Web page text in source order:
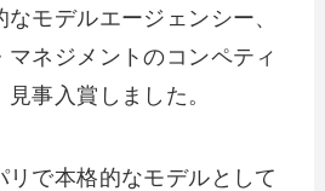
モデルエージェンシー、
ネジメントのコンペティ
事入賞しました。
リで本格的なモデルとして